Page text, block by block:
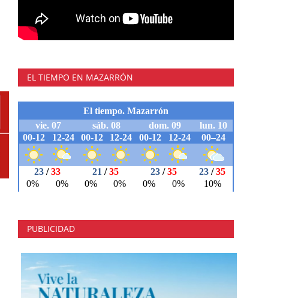
EL TIEMPO EN MAZARRÓN
PUBLICIDAD